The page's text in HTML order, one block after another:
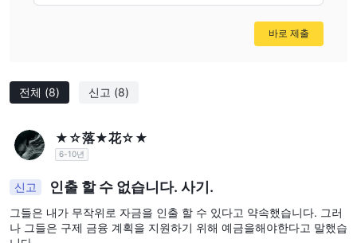
분할 거래: Sky-Markets은 트레이더들이 주식이나 다른 자산의 일
부분을 구매할 수 있는 분할 거래를 제공합니다. 이는 자금이 제한적
이더들에게 유익할 수 있습니다.
한정된 교육 자료: Sky-Markets은(는) 다른 일부 브로커들과 비교하
여 교육 자료의 수가 제한적입니다. 이는 더 많은 안내를 찾고 있는
프로 계정의 최소 입금액이 높습니다: Sky-Markets의 프로 계정의
최소 입금액은 $500으로, 다른 일부 브로커보다 높습니다. 이는 일
부 트레이더에게 장벽이 될 수 있습니다.
전체 (8) 신고 (8)
★☆落★花☆★
6-10년
신고 인출 할 수 없습니다. 사기.
그들은 내가 무작위로 자금을 인출 할 수 있다고 약속했습니다. 그러
나 그들은 구제 금융 계획을 지원하기 위해 예금을해야한다고 말했습
바로 제출